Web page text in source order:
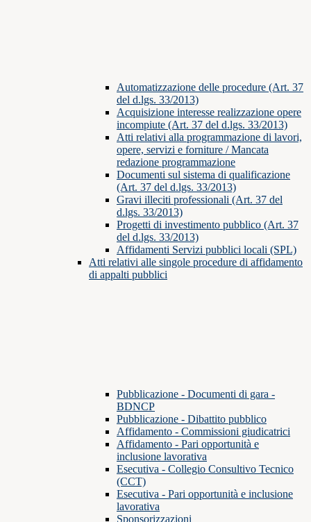
Automatizzazione delle procedure (Art. 37
del d.lgs. 33/2013)
Acquisizione interesse realizzazione opere
incompiute (Art. 37 del d.lgs. 33/2013)
Atti relativi alla programmazione di lavori,
opere, servizi e forniture / Mancata
redazione programmazione
Documenti sul sistema di qualificazione
(Art. 37 del d.lgs. 33/2013)
Gravi illeciti professionali (Art. 37 del
d.lgs. 33/2013)
Progetti di investimento pubblico (Art. 37
del d.lgs. 33/2013)
Affidamenti Servizi pubblici locali (SPL)
Atti relativi alle singole procedure di affidamento
di appalti pubblici
Pubblicazione - Documenti di gara -
BDNCP
Pubblicazione - Dibattito pubblico
Affidamento - Commissioni giudicatrici
Affidamento - Pari opportunità e
inclusione lavorativa
Esecutiva - Collegio Consultivo Tecnico
(CCT)
Esecutiva - Pari opportunità e inclusione
lavorativa
Sponsorizzazioni